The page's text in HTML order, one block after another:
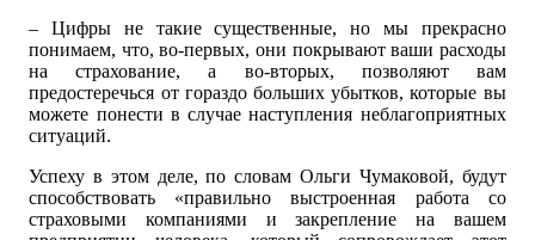
– Цифры не такие существенные, но мы прекрасно
понимаем, что, во-первых, они покрывают ваши расходы
на страхование, а во-вторых, позволяют вам
предостеречься от гораздо больших убытков, которые вы
можете понести в случае наступления неблагоприятных
ситуаций.
Успеху в этом деле, по словам Ольги Чумаковой, будут
способствовать «правильно выстроенная работа со
страховыми компаниями и закрепление на вашем